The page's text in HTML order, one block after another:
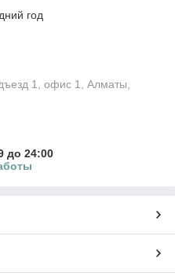
год
1, офис 1, Алматы,
до 24:00